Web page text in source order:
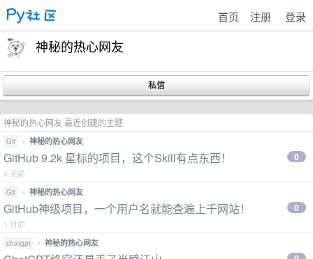
首页 注册 登录
神秘的热心网友
神秘的热心网友 最近创建的主题
Git • 神秘的热心网友
GitHub 9.2k 星标的项目，这个Skill有点东西！
4 天前
0
Git • 神秘的热心网友
GitHub神级项目，一个用户名就能查遍上千网站！
1 月前
0
chatgpt • 神秘的热心网友